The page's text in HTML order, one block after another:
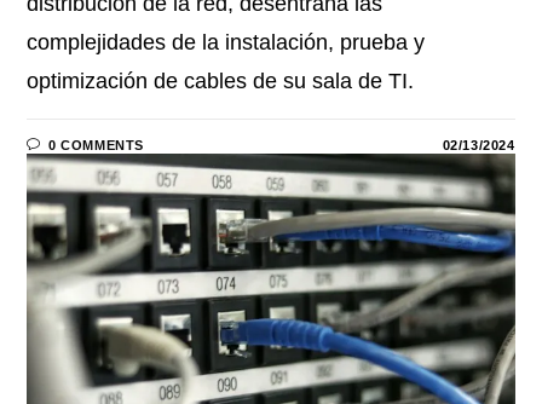
complejidades de la instalación, prueba y
optimización de cables de su sala de TI.
0 COMMENTS 02/13/2024